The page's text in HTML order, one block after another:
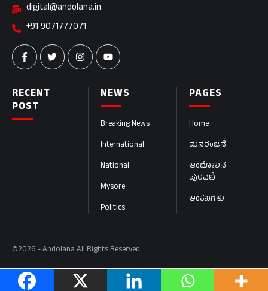
PAGES
Home
ಮನರಂಜನೆ
ಆಂದೋಲನ
ಪುರವಣಿ
ಅಂಕಣಗಳು
NEWS
Breaking News
International
National
Mysore
Politics
RECENT
POST
digital@andolana.in
+91 9071777071
©2026 - Andolana All Rights Reserved